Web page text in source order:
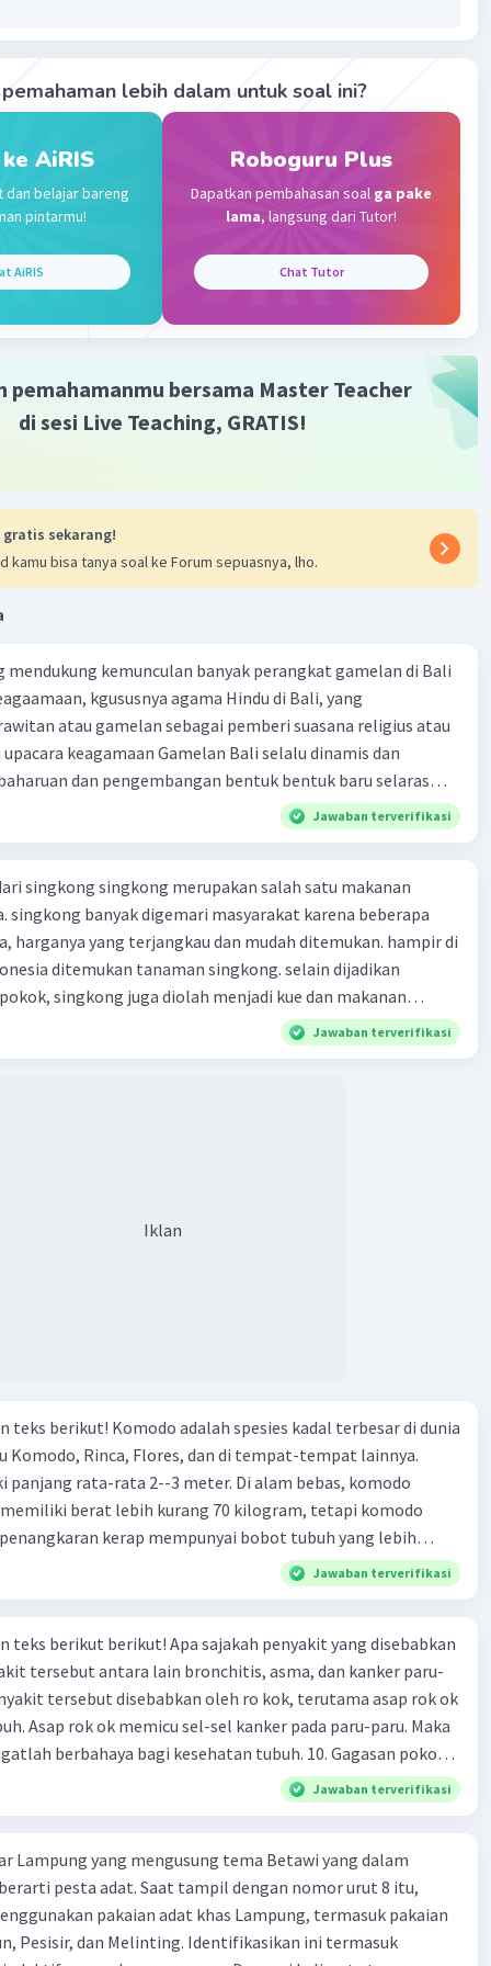
Community
terverifikasi
pada teks di atas terdapat pada kalimat pertama
dengan D. informasi umum. Kalimat tersebut
informasi umum tentang Bali sebagai tujuan utama
lebih dalam untuk soal ini?
AiRIS
dan belajar bareng
pintarmu!
AiRIS
Roboguru Plus
Dapatkan pembahasan soal ga pake
lama, langsung dari Tutor!
Chat Tutor
pemahamanmu bersama Master Teacher
di sesi Live Teaching, GRATIS!
gratis sekarang!
kamu bisa tanya soal ke Forum sepuasnya, lho.
mendukung kemunculan banyak perangkat gamelan di Bali
kgususnya agama Hindu di Bali, yang
atau gamelan sebagai pemberi suasana religius atau
keagamaan Gamelan Bali selalu dinamis dan
dan pengembangan bentuk bentuk baru selaras
Hal ini membuat gamelan Bali terus eksis dan
ditengah masyarakat. Dalam beberapa dekade belakangan,
dalam karya komposisi mereka, yang disebut sebagai
kak gagasan pokok paragraf satu itu ada di kalimat
dua itu ada di kalimat yang mana juga?
Jawaban terverifikasi
singkong singkong merupakan salah satu makanan
singkong banyak digemari masyarakat karena beberapa
harganya yang terjangkau dan mudah ditemukan. hampir di
ditemukan tanaman singkong. selain dijadikan
singkong juga diolah menjadi kue dan makanan
di daerah Jawa Timur dan Jawa Tengah terdapat kue
dari singkong. kue tersebut dikenal dengan nama
Jawaban terverifikasi
Iklan
teks berikut! Komodo adalah spesies kadal terbesar di dunia
Komodo, Rinca, Flores, dan di tempat-tempat lainnya.
panjang rata-rata 2--3 meter. Di alam bebas, komodo
memiliki berat lebih kurang 70 kilogram, tetapi komodo
kerap mempunyai bobot tubuh yang lebih
yang dahulu ada mempunyai panjang 3,13 meter. 9.
paragraf di atas terletak pada …. A. awal paragraf B.
Jawaban terverifikasi
teks berikut berikut! Apa sajakah penyakit yang disebabkan
tersebut antara lain bronchitis, asma, dan kanker paru-
tersebut disebabkan oleh ro kok, terutama asap rok ok
Asap rok ok memicu sel-sel kanker pada paru-paru. Maka
berbahaya bagi kesehatan tubuh. 10. Gagasan pokok
terletak pada …. A. awal paragraf B. tengah paragraf C.
dan akhir paragraf
Jawaban terverifikasi
Lampung yang mengusung tema Betawi yang dalam
pesta adat. Saat tampil dengan nomor urut 8 itu,
pakaian adat khas Lampung, termasuk pakaian
Pesisir, dan Melinting. Identifikasikan ini termasuk